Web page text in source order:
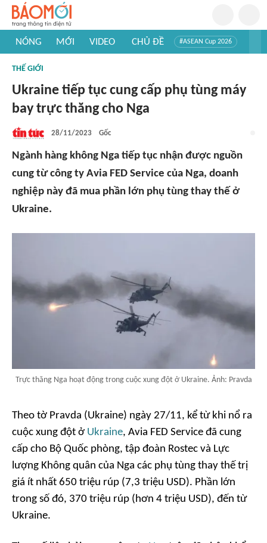
NÓNG MỚI VIDEO CHỦ ĐỀ #ASEAN Cup 2026
#Khám phá thế giới
THẾ GIỚI
Ukraine tiếp tục cung cấp phụ tùng máy
bay trực thăng cho Nga
28/11/2023 Gốc
Ngành hàng không Nga tiếp tục nhận được nguồn
cung từ công ty Avia FED Service của Nga, doanh
nghiệp này đã mua phần lớn phụ tùng thay thế ở
Ukraine.
Trực thăng Nga hoạt động trong cuộc xung đột ở Ukraine. Ảnh: Pravda
Theo tờ Pravda (Ukraine) ngày 27/11, kể từ khi nổ ra
cuộc xung đột ở Ukraine, Avia FED Service đã cung
cấp cho Bộ Quốc phòng, tập đoàn Rostec và Lực
lượng Không quân của Nga các phụ tùng thay thế trị
giá ít nhất 650 triệu rúp (7,3 triệu USD). Phần lớn
trong số đó, 370 triệu rúp (hơn 4 triệu USD), đến từ
Ukraine.